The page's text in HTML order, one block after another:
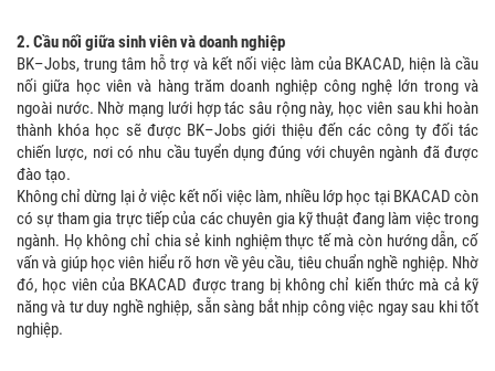
2. Cầu nối giữa sinh viên và doanh nghiệp
BK–Jobs, trung tâm hỗ trợ và kết nối việc làm của BKACAD, hiện là cầu
nối giữa học viên và hàng trăm doanh nghiệp công nghệ lớn trong và
ngoài nước. Nhờ mạng lưới hợp tác sâu rộng này, học viên sau khi hoàn
thành khóa học sẽ được BK–Jobs giới thiệu đến các công ty đối tác
chiến lược, nơi có nhu cầu tuyển dụng đúng với chuyên ngành đã được
đào tạo.
Không chỉ dừng lại ở việc kết nối việc làm, nhiều lớp học tại BKACAD còn
có sự tham gia trực tiếp của các chuyên gia kỹ thuật đang làm việc trong
ngành. Họ không chỉ chia sẻ kinh nghiệm thực tế mà còn hướng dẫn, cố
vấn và giúp học viên hiểu rõ hơn về yêu cầu, tiêu chuẩn nghề nghiệp. Nhờ
đó, học viên của BKACAD được trang bị không chỉ kiến thức mà cả kỹ
năng và tư duy nghề nghiệp, sẵn sàng bắt nhịp công việc ngay sau khi tốt
nghiệp.